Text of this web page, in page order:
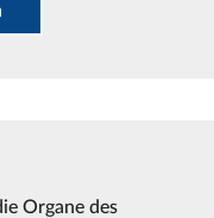
Organe des